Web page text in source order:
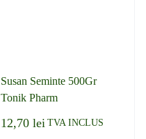
Susan Seminte 500Gr
Tonik Pharm
12,70 lei TVA INCLUS